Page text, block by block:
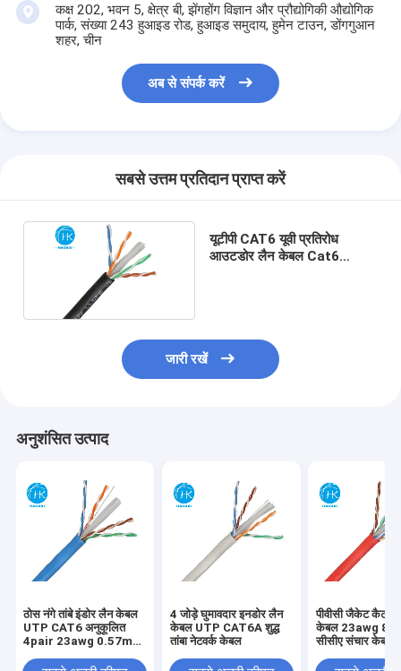
कक्ष 202, भवन 5, क्षेत्र बी, झेंगहोंग विज्ञान और प्रौद्योगिकी औद्योगिक
पार्क, संख्या 243 हुआइड रोड, हुआइड समुदाय, हुमेन टाउन, डोंगगुआन
शहर, चीन
अब से संपर्क करें
सबसे उत्तम प्रतिदान प्राप्त करें
यूटीपी CAT6 यूवी प्रतिरोध
आउटडोर लैन केबल Cat6
जारी रखें
अनुशंसित उत्पाद
ठोस नंगे तांबे इंडोर लैन केबल
UTP CAT6 अनुकूलित
4pair 23awg 0.57mm
4 जोड़े घुमावदार इनडोर लैन
केबल UTP CAT6A शुद्ध
तांबा नेटवर्क केबल
पीवीसी जैकेट कैट 6
केबल 23awg 8
सीसीए संचार केबल